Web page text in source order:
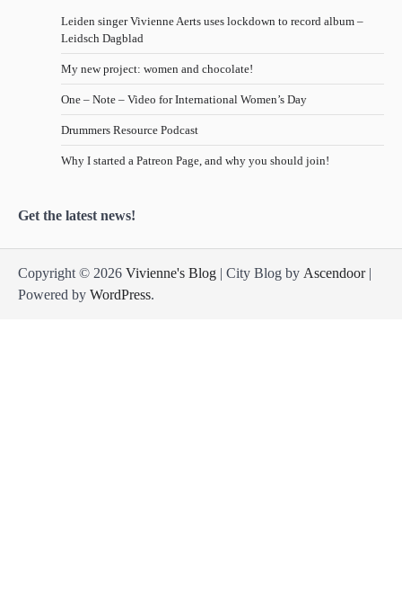
Leiden singer Vivienne Aerts uses lockdown to record album –
Leidsch Dagblad
My new project: women and chocolate!
One – Note – Video for International Women’s Day
Drummers Resource Podcast
Why I started a Patreon Page, and why you should join!
Get the latest news!
Copyright © 2026 Vivienne's Blog | City Blog by Ascendoor|
Powered by WordPress.